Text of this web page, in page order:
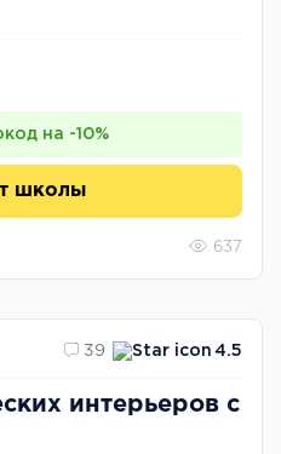
на -10%
школы
637
39 4.5
интерьеров с